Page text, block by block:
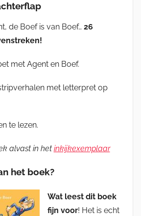
de Boef is van Boef… 26
met Agent en Boef.
met letterpret op
te lezen.
alvast in het inkijkexemplaar
het boek?
Wat leest dit boek
fijn voor! Het is echt